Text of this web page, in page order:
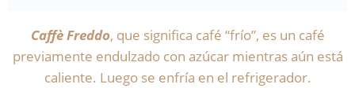
Caffè Freddo, que significa café “frío”, es un café
previamente endulzado con azúcar mientras aún está
caliente. Luego se enfría en el refrigerador.